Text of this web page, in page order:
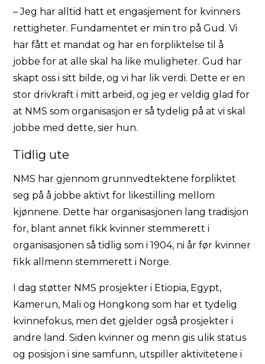
– Jeg har alltid hatt et engasjement for kvinners
rettigheter. Fundamentet er min tro på Gud. Vi
har fått et mandat og har en forpliktelse til å
jobbe for at alle skal ha like muligheter. Gud har
skapt oss i sitt bilde, og vi har lik verdi. Dette er en
stor drivkraft i mitt arbeid, og jeg er veldig glad for
at NMS som organisasjon er så tydelig på at vi skal
jobbe med dette, sier hun.
Tidlig ute
NMS har gjennom grunnvedtektene forpliktet
seg på å jobbe aktivt for likestilling mellom
kjønnene. Dette har organisasjonen lang tradisjon
for, blant annet fikk kvinner stemmerett i
organisasjonen så tidlig som i 1904, ni år før kvinner
fikk allmenn stemmerett i Norge.
I dag støtter NMS prosjekter i Etiopia, Egypt,
Kamerun, Mali og Hongkong som har et tydelig
kvinnefokus, men det gjelder også prosjekter i
andre land. Siden kvinner og menn gis ulik status
og posisjon i sine samfunn, utspiller aktivitetene i